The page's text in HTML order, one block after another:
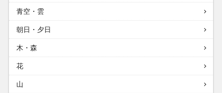
青空・雲
朝日・夕日
木・森
花
山